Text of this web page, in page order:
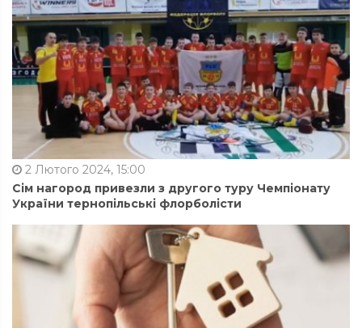
2 Лютого 2024, 15:00
Сім нагород привезли з другого туру Чемпіонату
України тернопільські флорболісти